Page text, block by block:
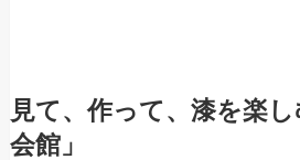
見て、作って、漆を楽
会館」